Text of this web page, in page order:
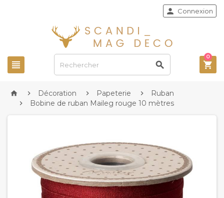
 
 Connexion

0
  Décoration  Papeterie  Ruban
 Bobine de ruban Maileg rouge 10 mètres